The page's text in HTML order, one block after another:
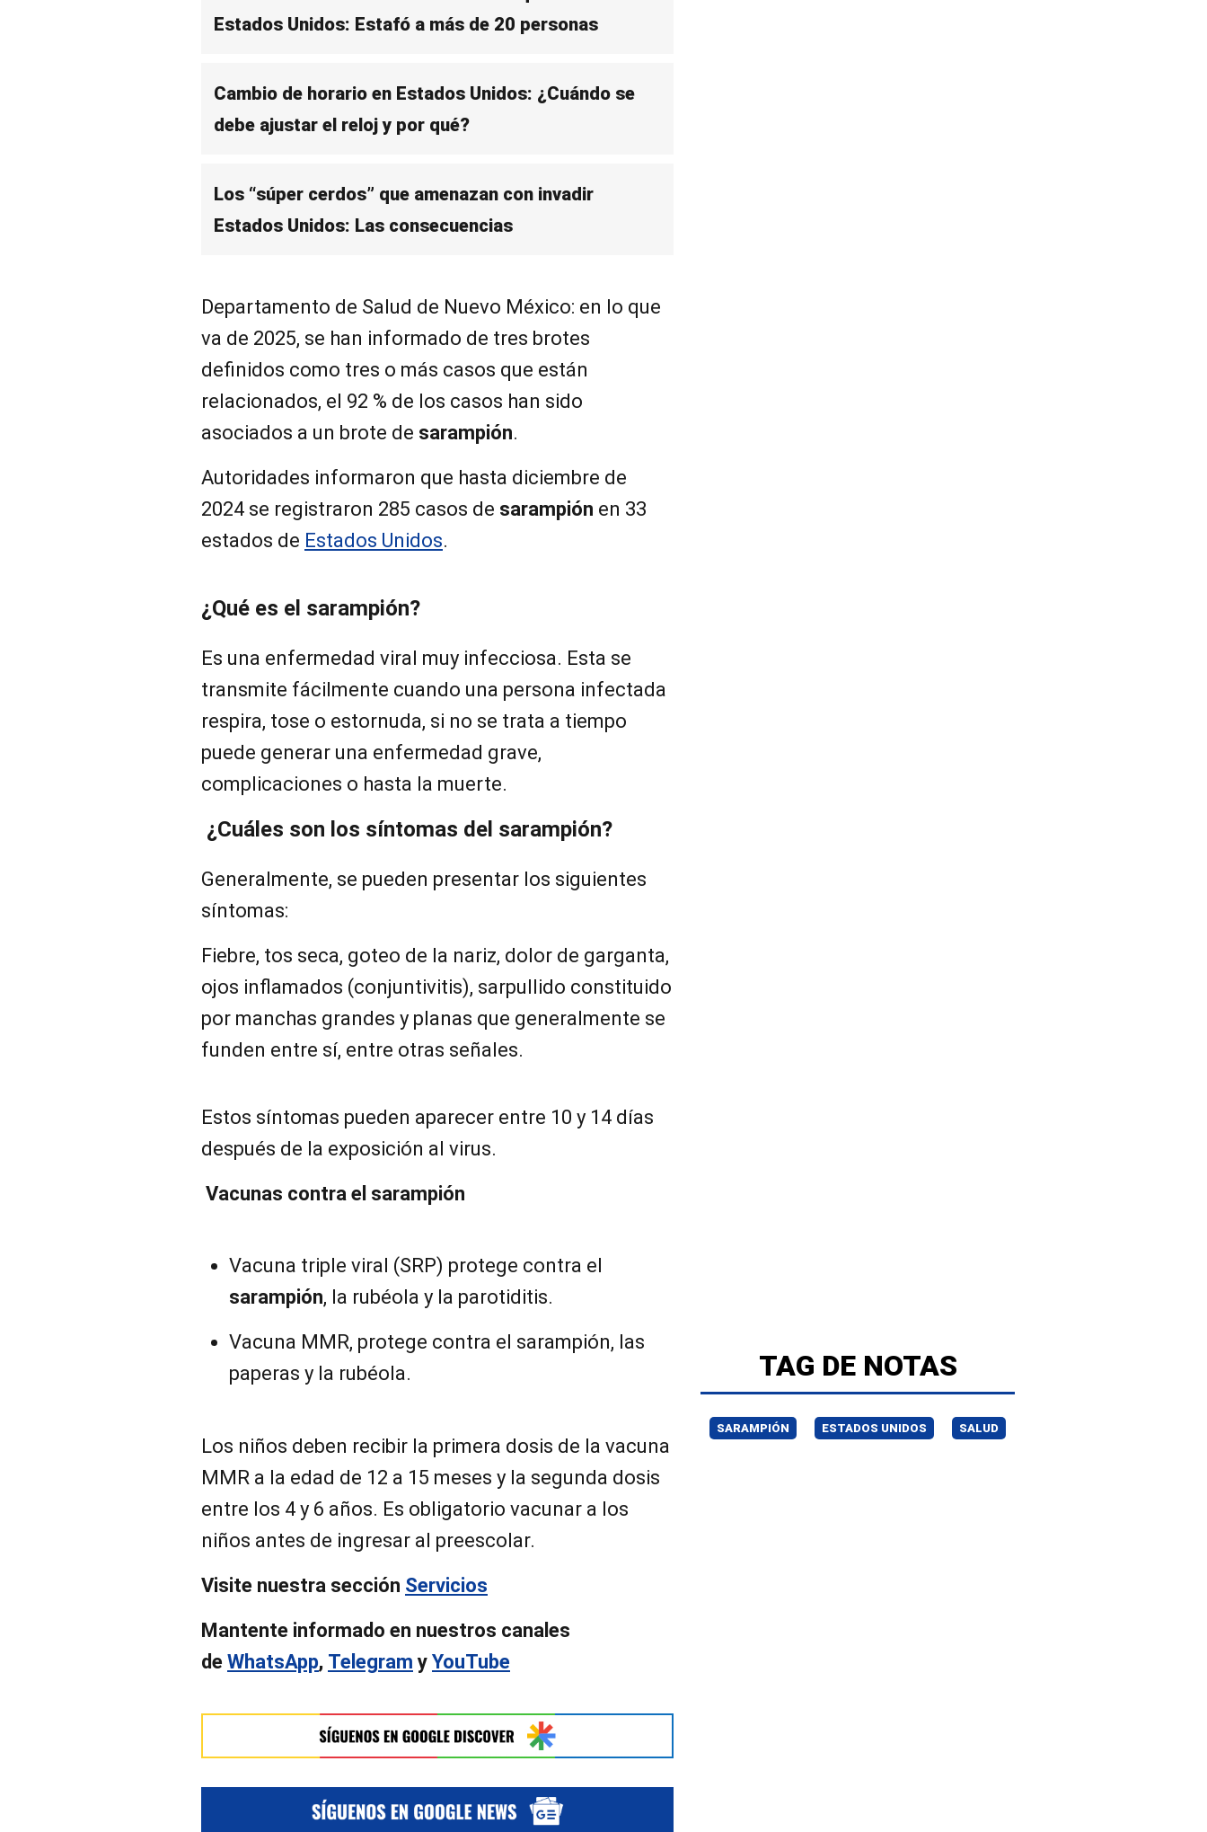
Estados Unidos: Estafó a más de 20 personas
Cambio de horario en Estados Unidos: ¿Cuándo se
debe ajustar el reloj y por qué?
Los “súper cerdos” que amenazan con invadir
Estados Unidos: Las consecuencias
Departamento de Salud de Nuevo México: en lo que
va de 2025, se han informado de tres brotes
definidos como tres o más casos que están
relacionados, el 92 % de los casos han sido
asociados a un brote de sarampión.
Autoridades informaron que hasta diciembre de
2024 se registraron 285 casos de sarampión en 33
estados de Estados Unidos.
¿Qué es el sarampión?
Es una enfermedad viral muy infecciosa. Esta se
transmite fácilmente cuando una persona infectada
respira, tose o estornuda, si no se trata a tiempo
puede generar una enfermedad grave,
complicaciones o hasta la muerte.
¿Cuáles son los síntomas del sarampión?
Generalmente, se pueden presentar los siguientes
síntomas:
Fiebre, tos seca, goteo de la nariz, dolor de garganta,
ojos inflamados (conjuntivitis), sarpullido constituido
por manchas grandes y planas que generalmente se
funden entre sí, entre otras señales.
Estos síntomas pueden aparecer entre 10 y 14 días
después de la exposición al virus.
Vacunas contra el sarampión
Vacuna triple viral (SRP) protege contra el
sarampión, la rubéola y la parotiditis.
Vacuna MMR, protege contra el sarampión, las
paperas y la rubéola.
Los niños deben recibir la primera dosis de la vacuna
MMR a la edad de 12 a 15 meses y la segunda dosis
entre los 4 y 6 años. Es obligatorio vacunar a los
niños antes de ingresar al preescolar.
Visite nuestra sección Servicios
Mantente informado en nuestros canales
de WhatsApp, Telegram y YouTube
TAG DE NOTAS
SARAMPIÓN ESTADOS UNIDOS SALUD